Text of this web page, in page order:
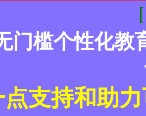
门槛个性化教
支持和助